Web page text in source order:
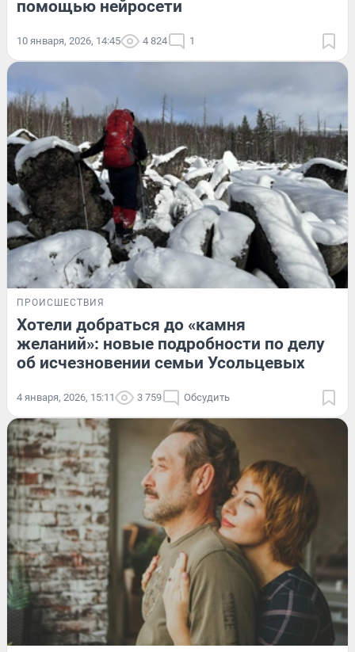
помощью нейросети
10 января, 2026, 14:45 4 824 1
ПРОИСШЕСТВИЯ
Хотели добраться до «камня
желаний»: новые подробности по делу
об исчезновении семьи Усольцевых
4 января, 2026, 15:11 3 759 Обсудить